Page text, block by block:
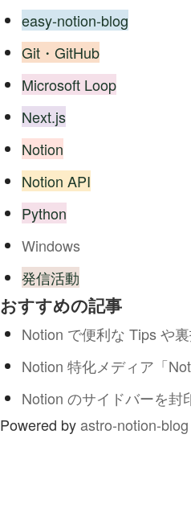
easy-notion-blog
Git・GitHub
Microsoft Loop
Next.js
Notion
Notion API
Python
Windows
発信活動
おすすめの記事
Notion で便利な Tips や
Notion 特化メディア「
Notion のサイドバーを封
Powered byastro-notion-blog